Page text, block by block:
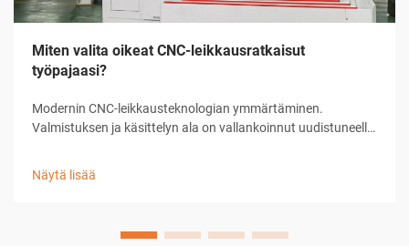
Miten valita oikeat CNC-leikkausratkaisut
työpajaasi?
Modernin CNC-leikkausteknologian ymmärtäminen.
Valmistuksen ja käsittelyn ala on vallankoinnut uudistuneella
kehittyneet järjestelmät yhdistävät tietokoneen ...
Näytä lisää